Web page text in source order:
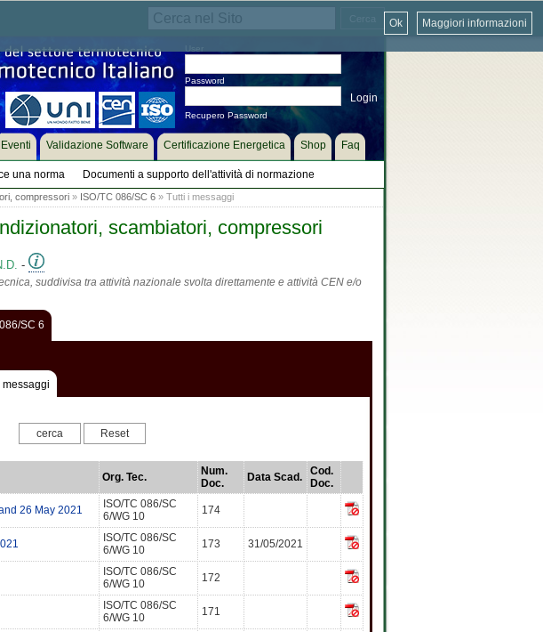
Password
Recupero Password
una norma Documenti a supporto dell'attività di normazione
Eventi Validazione Software Certificazione Energetica Shop Faq
compressori» ISO/TC 086/SC 6» Tutti i messaggi
scambiatori, compressori
-
suddivisa tra attività nazionale svolta direttamente e attività CEN e/o
SC 6
messaggi
Org. Tec.
Num.
Doc.
Data Scad.
Cod.
Doc.
26 May 2021
ISO/TC 086/SC
6/WG 10
174
ISO/TC 086/SC
6/WG 10
173 31/05/2021
ISO/TC 086/SC
6/WG 10
172
ISO/TC 086/SC
6/WG 10
171
Maggiori informazioni
Ok